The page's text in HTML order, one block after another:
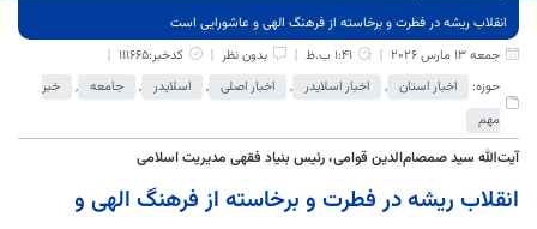
انقلاب ریشه در فطرت و برخاسته از فرهنگ الهی و عاشورایی است
جمعه 13 مارس 2026
1:41 ب.ظ بدون نظر
کدخبر:111665
حوزه:
اخبار استان , اخبار اسلایدر , اخبار اصلی , اسلایدر , جامعه ,
خبر
مهم
آیت‌الله سید صمصام‌الدین قوامی، رئیس بنیاد فقهی مدیریت اسلامی
انقلاب ریشه در فطرت و برخاسته از فرهنگ الهی و